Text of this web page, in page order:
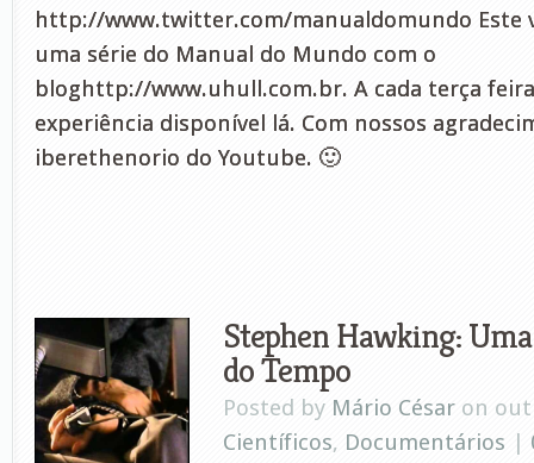
http://www.twitter.com/manualdomundo Este
uma série do Manual do Mundo com o
bloghttp://www.uhull.com.br. A cada terça
experiência disponível lá. Com nossos
iberethenorio do Youtube. 🙂
Stephen Hawking:
do Tempo
Posted by Mário César on out
Científicos, Documentários |